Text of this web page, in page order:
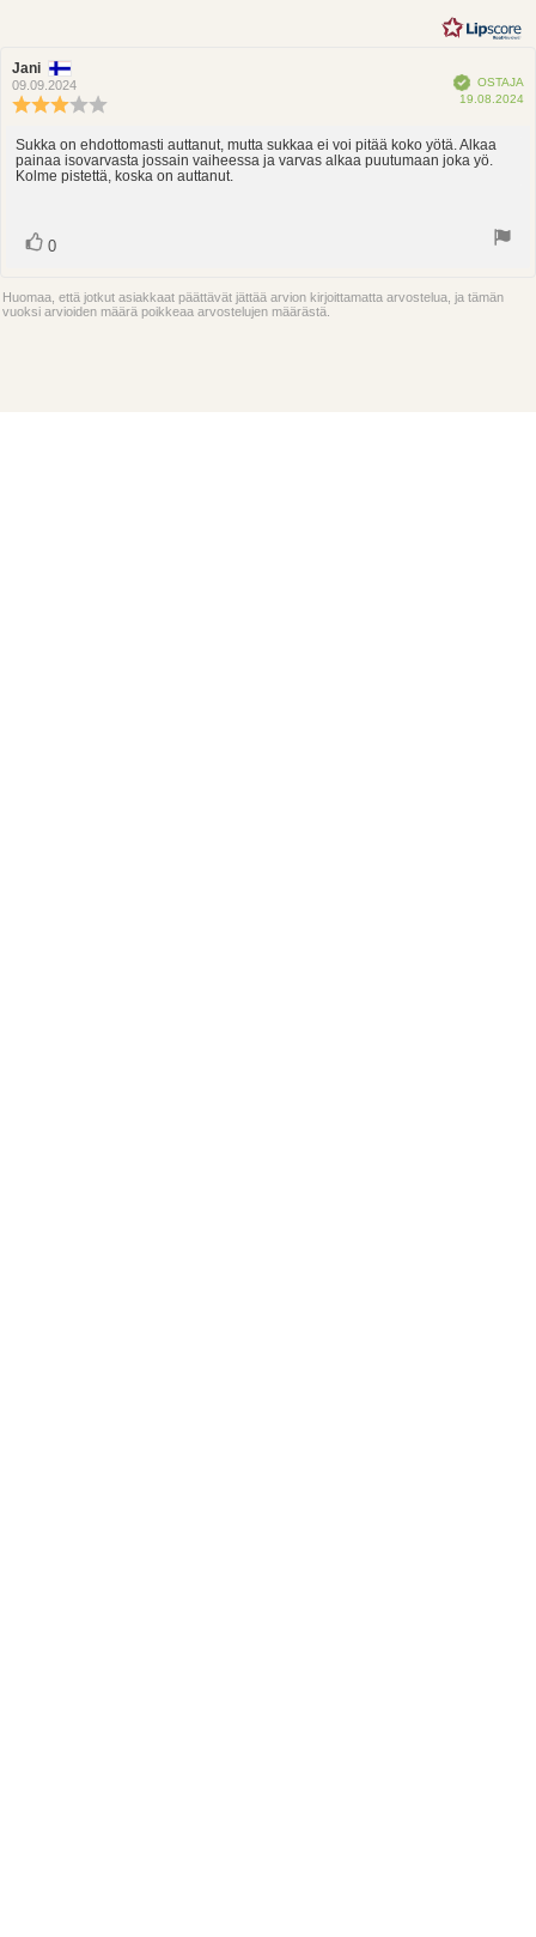
Arvostelun
kirjoittaja:
Jani
09.09.2024
3.0
5:sta
tähdestä
Vahvistettu
OSTAJA
19.08.2024
Arvostelun
teksti:
Sukka on ehdottomasti auttanut, mutta sukkaa ei voi pitää koko yötä. Alkaa
painaa isovarvasta jossain vaiheessa ja varvas alkaa puutumaan joka yö.
Kolme pistettä, koska on auttanut.
Äänestä
0
Huomaa, että jotkut asiakkaat päättävät jättää arvion kirjoittamatta arvostelua, ja tämän
vuoksi arvioiden määrä poikkeaa arvostelujen määrästä.